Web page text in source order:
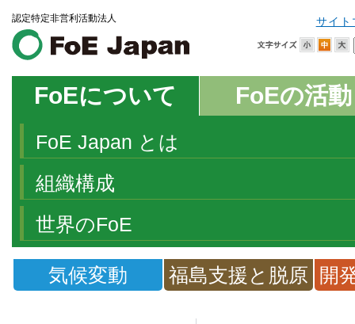
認定特定非営利活動法人 サイト
FoEについて FoEの活動
FoE Japan とは
組織構成
世界のFoE
気候変動
福島支援と脱原
開